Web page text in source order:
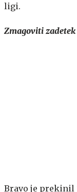
ligi.
Zmagoviti
Bravo je prekinil